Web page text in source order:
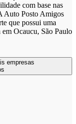
com base nas
Auto Posto Amigos
que possui uma
em Ocaucu, São Paulo